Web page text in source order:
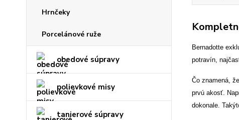
Hrnčeky
Porcelánové ruže
obedové súpravy
polievkové misy
tanierové súpravy
Bernadotte
potravín,
Čo znamená,
prvú akosť.
dokonale.